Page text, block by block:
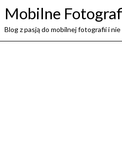
Mobilne
Blog z pasją do mobilnej fotografii i